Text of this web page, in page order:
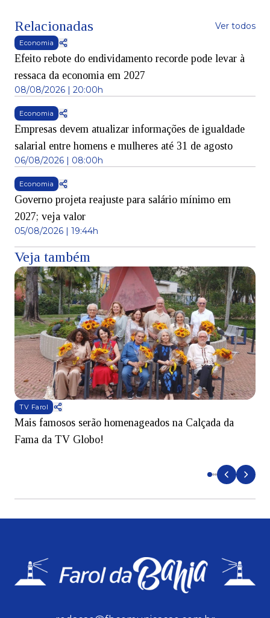
Relacionadas Ver todos
Economia
Efeito rebote do endividamento recorde pode levar à
ressaca da economia em 2027
08/08/2026 | 20:00h
Economia
Empresas devem atualizar informações de igualdade
salarial entre homens e mulheres até 31 de agosto
06/08/2026 | 08:00h
Economia
Governo projeta reajuste para salário mínimo em
2027; veja valor
05/08/2026 | 19:44h
Veja também
TV Farol
Mais famosos serão homenageados na Calçada da
Fama da TV Globo!